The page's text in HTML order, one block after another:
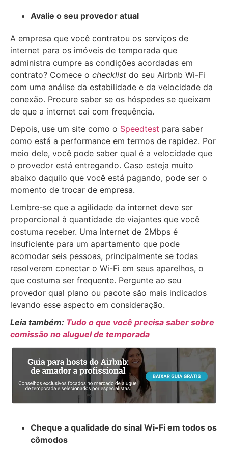
Avalie o seu provedor atual
A empresa que você contratou os serviços de
internet para os imóveis de temporada que
administra cumpre as condições acordadas em
contrato? Comece o checklist do seu Airbnb Wi-Fi
com uma análise da estabilidade e da velocidade da
conexão. Procure saber se os hóspedes se queixam
de que a internet cai com frequência.
Depois, use um site como o Speedtest para saber
como está a performance em termos de rapidez. Por
meio dele, você pode saber qual é a velocidade que
o provedor está entregando. Caso esteja muito
abaixo daquilo que você está pagando, pode ser o
momento de trocar de empresa.
Lembre-se que a agilidade da internet deve ser
proporcional à quantidade de viajantes que você
costuma receber. Uma internet de 2Mbps é
insuficiente para um apartamento que pode
acomodar seis pessoas, principalmente se todas
resolverem conectar o Wi-Fi em seus aparelhos, o
que costuma ser frequente. Pergunte ao seu
provedor qual plano ou pacote são mais indicados
levando esse aspecto em consideração.
Leia também: Tudo o que você precisa saber sobre
comissão no aluguel de temporada
Cheque a qualidade do sinal Wi-Fi em todos os
cômodos